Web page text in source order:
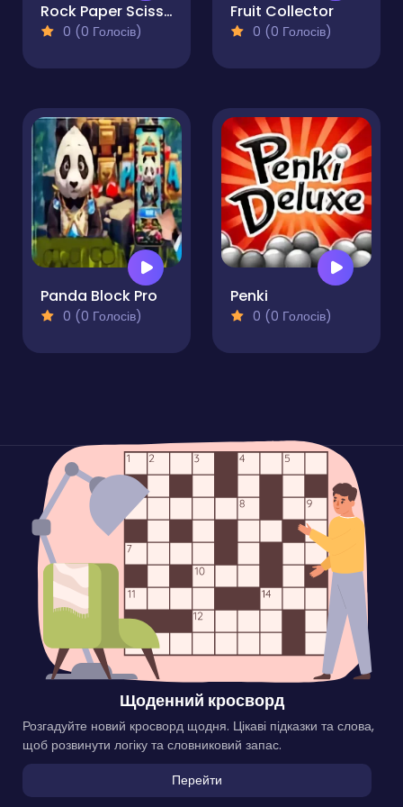
Rock Paper Scissor
0 (0 Голосів)
Fruit Collector
0 (0 Голосів)
Panda Block Pro
0 (0 Голосів)
Penki
0 (0 Голосів)
Щоденний кросворд
Розгадуйте новий кросворд щодня. Цікаві підказки та слова,
щоб розвинути логіку та словниковий запас.
Перейти